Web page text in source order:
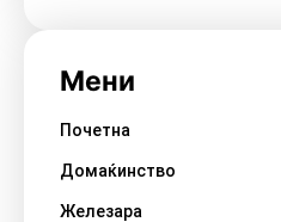
Мени
Почетна
Домаќинство
Железара